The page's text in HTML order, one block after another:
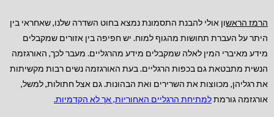
הרמז הראשון אולי להבנת התסמונת נמצא בחוט השדרה שלנו, שאחראי בין
היתר על העברת תחושות מהגוף למוח. יש חפיפה בין אזורים שמקבלים
מידע מאיברי המין לאלה שמקבלים מידע מהרגליים. מעבר לכך, האורגזמה
הנשית מתבטאת גם בכפות הרגליים. בעת האורגזמה נשים רבות מקשיתות
את רגליהן, מכווצות את השרירים ואת הבהונות. גם אצל חתולות, למשל,
אורגזמה גורמתלמתיחת הרגליים האחוריות, אך לא הקדמיות.